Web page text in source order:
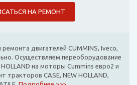
НА РЕМОНТ
двигателей CUMMINS, Iveco,
Осуществляем переоборудование
на моторы Cummins евро2 и
тракторов CASE, NEW HOLLAND,